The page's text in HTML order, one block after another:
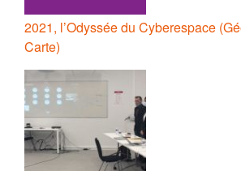
2021, l’Odyssée du Cyberespace
Carte)